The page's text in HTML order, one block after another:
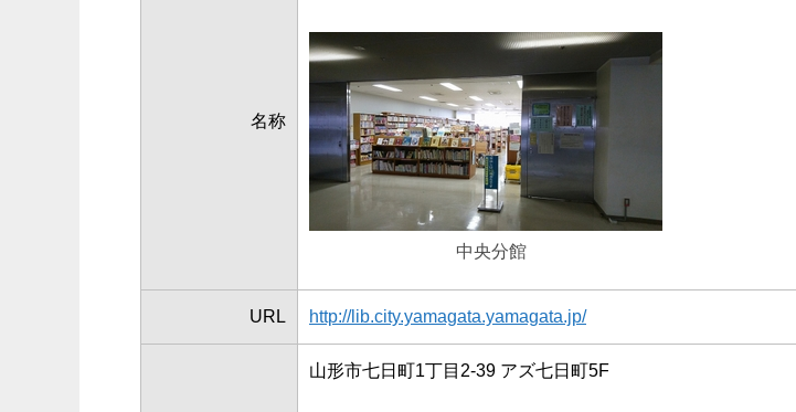
名称
中央分館
URL http://lib.city.yamagata.yamagata.jp/
山形市七日町1丁目2-39 アズ七日町5F